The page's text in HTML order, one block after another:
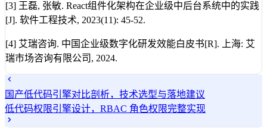
[3] 王磊, 张敏. React组件化架构在企业级中后台系统中的实践
[J]. 软件工程技术, 2023(11): 45-52.
[4] 艾瑞咨询. 中国企业级数字化研发效能白皮书[R]. 上海: 艾
瑞市场咨询有限公司, 2024.
国产低代码引擎对比剖析，技术选型与落地建议
低代码权限引擎设计，RBAC 角色权限完整实现